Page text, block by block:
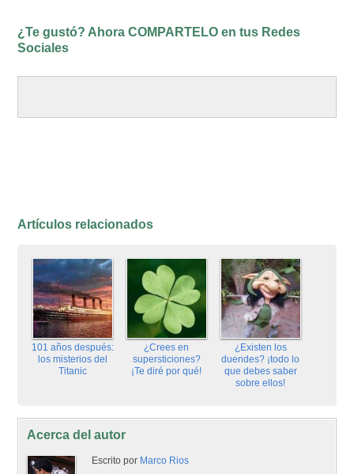
¿Te gustó? Ahora COMPARTELO en tus Redes
Sociales
Artículos relacionados
101 años después:
los misterios del
Titanic
¿Crees en
supersticiones?
¡Te diré por qué!
¿Existen los
duendes? ¡todo lo
que debes saber
sobre ellos!
Acerca del autor
Escrito por Marco Rios